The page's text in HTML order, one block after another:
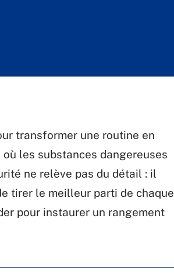
transformer une routine en
les substances dangereuses
ne relève pas du détail : il
tirer le meilleur parti de chaque
pour instaurer un rangement